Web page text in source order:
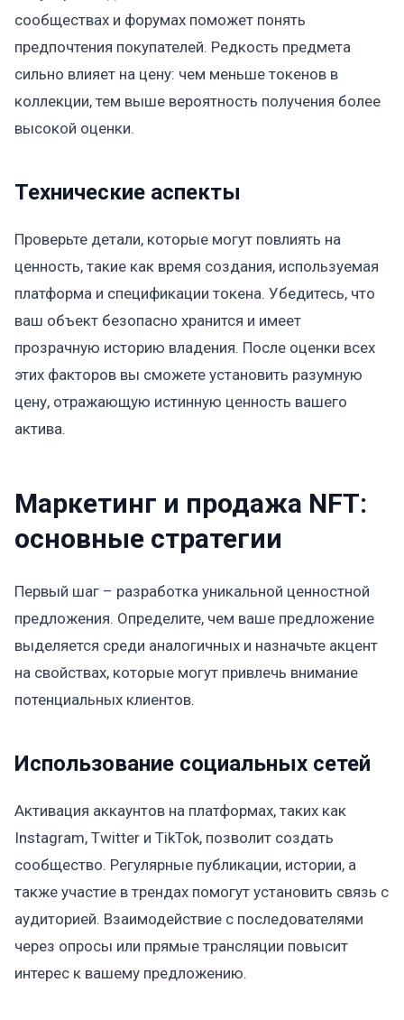
сообществах и форумах поможет понять
предпочтения покупателей. Редкость предмета
сильно влияет на цену: чем меньше токенов в
коллекции, тем выше вероятность получения более
высокой оценки.
Технические аспекты
Проверьте детали, которые могут повлиять на
ценность, такие как время создания, используемая
платформа и спецификации токена. Убедитесь, что
ваш объект безопасно хранится и имеет
прозрачную историю владения. После оценки всех
этих факторов вы сможете установить разумную
цену, отражающую истинную ценность вашего
актива.
Маркетинг и продажа NFT:
основные стратегии
Первый шаг – разработка уникальной ценностной
предложения. Определите, чем ваше предложение
выделяется среди аналогичных и назначьте акцент
на свойствах, которые могут привлечь внимание
потенциальных клиентов.
Использование социальных сетей
Активация аккаунтов на платформах, таких как
Instagram, Twitter и TikTok, позволит создать
сообщество. Регулярные публикации, истории, а
также участие в трендах помогут установить связь с
аудиторией. Взаимодействие с последователями
через опросы или прямые трансляции повысит
интерес к вашему предложению.